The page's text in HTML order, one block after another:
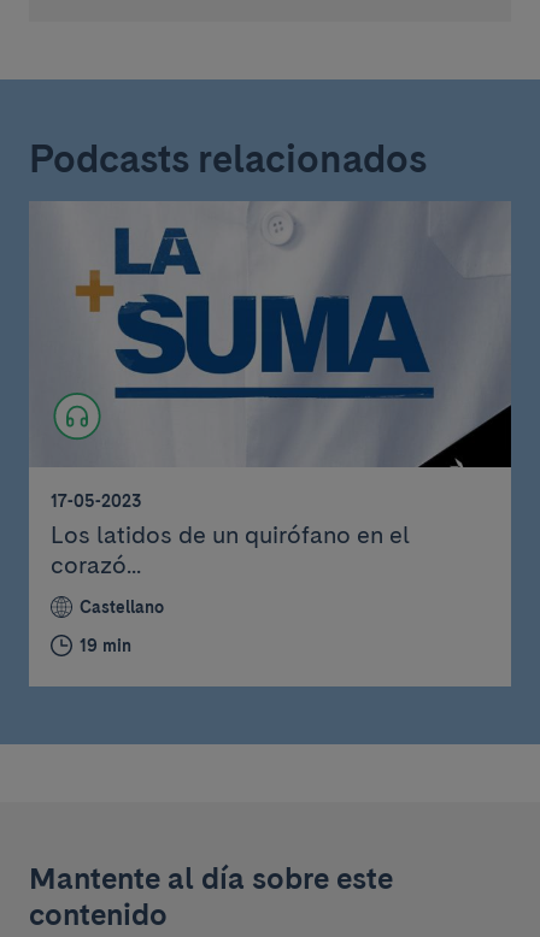
Podcasts relacionados
17-05-2023
Los latidos de un quirófano en el
corazó...
Castellano
19 min
Mantente al día sobre este
contenido